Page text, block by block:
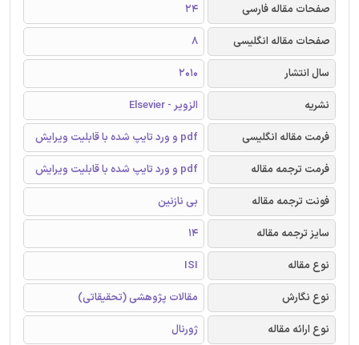
صفحات مقاله فارسی
24
صفحات مقاله انگلیسی
8
سال انتشار
2010
نشریه
الزویر - Elsevier
فرمت مقاله انگلیسی
pdf و ورد تایپ شده با قابلیت ویرایش
فرمت ترجمه مقاله
pdf و ورد تایپ شده با قابلیت ویرایش
فونت ترجمه مقاله
بی نازنین
سایز ترجمه مقاله
14
نوع مقاله
ISI
نوع نگارش
مقالات پژوهشی (تحقیقاتی)
نوع ارائه مقاله
ژورنال